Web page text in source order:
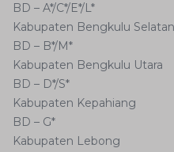
BD – A*/C*/E*/L*
Kabupaten Bengkulu Selatan
BD – B*/M*
Kabupaten Bengkulu Utara
BD – D*/S*
Kabupaten Kepahiang
BD – G*
Kabupaten Lebong